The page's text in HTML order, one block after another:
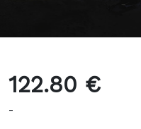
122.80 €
-